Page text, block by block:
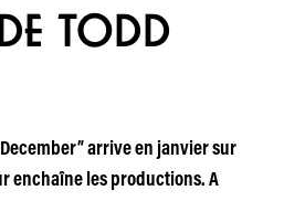
TODD
arrive en janvier sur
enchaîne les productions. A